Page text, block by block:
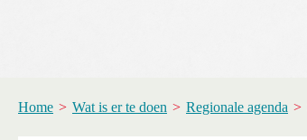
Home Wat is er te doen Regionale agenda